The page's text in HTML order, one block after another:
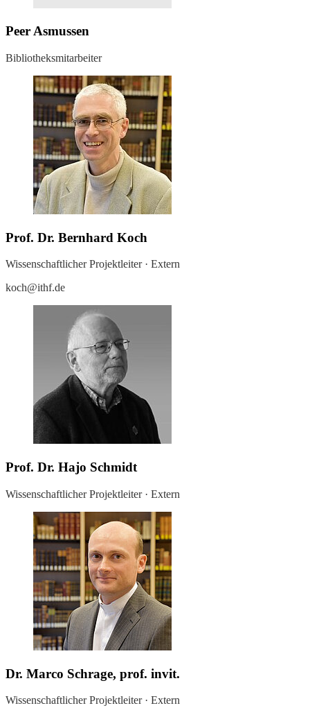
Peer Asmussen
Bibliotheksmitarbeiter
Prof. Dr. Bernhard Koch
Wissenschaftlicher Projektleiter · Extern
koch@ithf.de
Prof. Dr. Hajo Schmidt
Wissenschaftlicher Projektleiter · Extern
Dr. Marco Schrage, prof. invit.
Wissenschaftlicher Projektleiter · Extern